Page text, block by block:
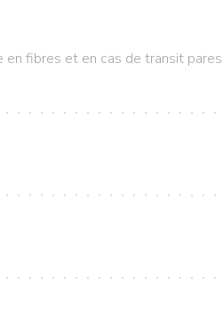
en fibres et en cas de transit